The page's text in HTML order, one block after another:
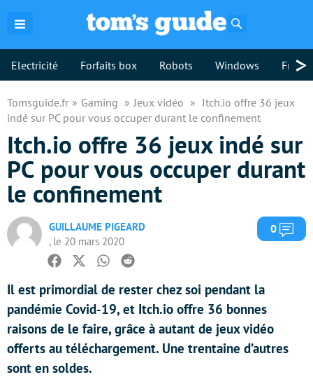
Electricité Forfaits box Robots Windows >
Tomsguide.fr Gaming Jeux vidéo
Itch.io offre 36 jeux
indé sur PC pour vous occuper durant le confinement
Itch.io offre 36 jeux indé sur
PC pour vous occuper durant
le confinement
GUILLAUME PIGEARD
, le 20 mars 2020
0
Facebook
TwitterWhatsapp
Reddit
Il est primordial de rester chez soi pendant la
pandémie Covid-19, et Itch.io offre 36 bonnes
raisons de le faire, grâce à autant de jeux vidéo
offerts au téléchargement. Une trentaine d’autres
sont en soldes.